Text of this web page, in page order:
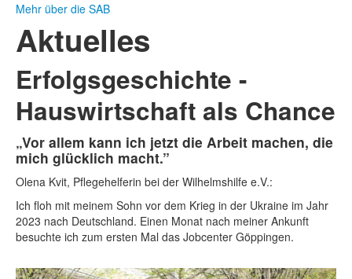
Mehr über die SAB
Aktuelles
Erfolgsgeschichte -
Hauswirtschaft als Chance
„Vor allem kann ich jetzt die Arbeit machen, die
mich glücklich macht.”
Olena Kvit, Pflegehelferin bei der Wilhelmshilfe e.V.:
Ich floh mit meinem Sohn vor dem Krieg in der Ukraine im Jahr
2023 nach Deutschland. Einen Monat nach meiner Ankunft
besuchte ich zum ersten Mal das Jobcenter Göppingen.